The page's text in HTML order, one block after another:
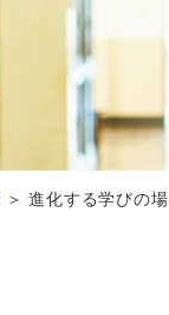
進化する学びの場